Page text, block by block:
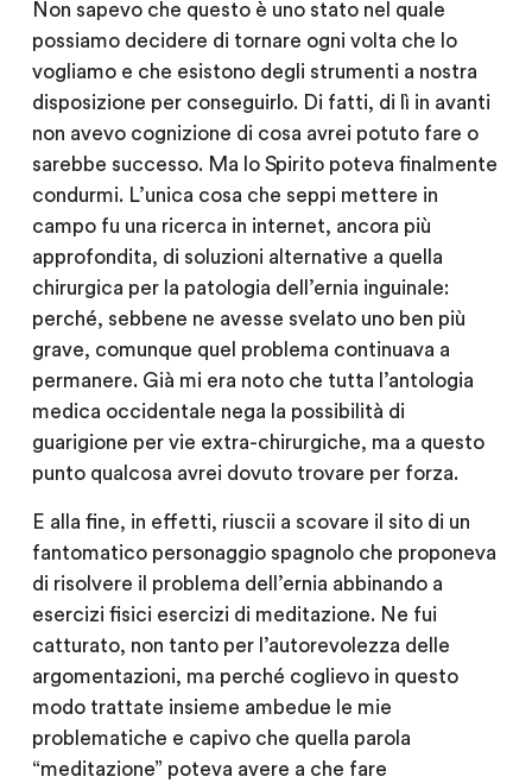
Non sapevo che questo è uno stato nel quale
possiamo decidere di tornare ogni volta che lo
vogliamo e che esistono degli strumenti a nostra
disposizione per conseguirlo. Di fatti, di lì in avanti
non avevo cognizione di cosa avrei potuto fare o
sarebbe successo. Ma lo Spirito poteva finalmente
condurmi. L’unica cosa che seppi mettere in
campo fu una ricerca in internet, ancora più
approfondita, di soluzioni alternative a quella
chirurgica per la patologia dell’ernia inguinale:
perché, sebbene ne avesse svelato uno ben più
grave, comunque quel problema continuava a
permanere. Già mi era noto che tutta l’antologia
medica occidentale nega la possibilità di
guarigione per vie extra-chirurgiche, ma a questo
punto qualcosa avrei dovuto trovare per forza.
E alla fine, in effetti, riuscii a scovare il sito di un
fantomatico personaggio spagnolo che proponeva
di risolvere il problema dell’ernia abbinando a
esercizi fisici esercizi di meditazione. Ne fui
catturato, non tanto per l’autorevolezza delle
argomentazioni, ma perché coglievo in questo
modo trattate insieme ambedue le mie
problematiche e capivo che quella parola
“meditazione” poteva avere a che fare